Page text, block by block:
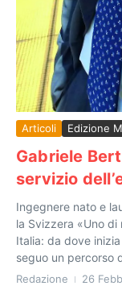
Articoli Edizione
Gabriele
servizio
Ingegnere nato e
la Svizzera «Uno
Italia: da dove
seguo un percorso
Redazione 26